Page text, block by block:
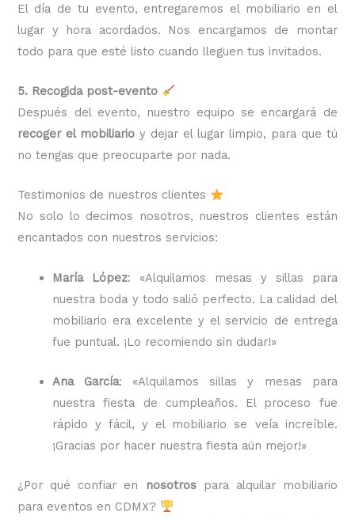
El día de tu evento, entregaremos el mobiliario en el
lugar y hora acordados. Nos encargamos de montar
todo para que esté listo cuando lleguen tus invitados.
5. Recogida post-evento
Después del evento, nuestro equipo se encargará de
recoger el mobiliario y dejar el lugar limpio, para que tú
no tengas que preocuparte por nada.
Testimonios de nuestros clientes
No solo lo decimos nosotros, nuestros clientes están
encantados con nuestros servicios:
María López: «Alquilamos mesas y sillas para
nuestra boda y todo salió perfecto. La calidad del
mobiliario era excelente y el servicio de entrega
fue puntual. ¡Lo recomiendo sin dudar!»
Ana García: «Alquilamos sillas y mesas para
nuestra fiesta de cumpleaños. El proceso fue
rápido y fácil, y el mobiliario se veía increíble.
¡Gracias por hacer nuestra fiesta aún mejor!»
¿Por qué confiar en nosotrospara alquilar mobiliario
para eventos en CDMX?